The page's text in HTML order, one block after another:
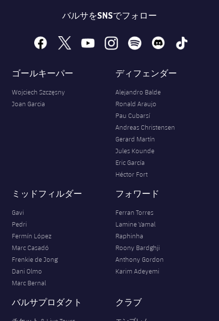
バルサをSNSでフォロー
facebook
x youtubeinstagramspotify discord tiktok
ゴールキーパー
Wojciech Szczęsny
Joan Garcia
ディフェンダー
Alejandro Balde
Ronald Araujo
Pau Cubarsí
Andreas Christensen
Gerard Martín
Jules Kounde
Eric García
Héctor Fort
ミッドフィルダー
Gavi
Pedri
Fermín López
Marc Casadó
Frenkie de Jong
Dani Olmo
Marc Bernal
フォワード
Ferran Torres
Lamine Yamal
Raphinha
Roony Bardghji
Anthony Gordon
Karim Adeyemi
バルサプロダクト クラブ